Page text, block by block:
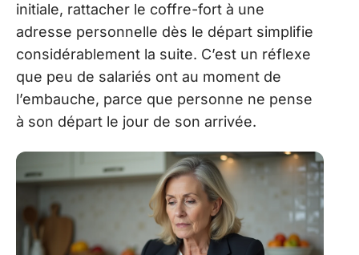
initiale, rattacher le coffre-fort à une
adresse personnelle dès le départ simplifie
considérablement la suite. C’est un réflexe
que peu de salariés ont au moment de
l’embauche, parce que personne ne pense
à son départ le jour de son arrivée.